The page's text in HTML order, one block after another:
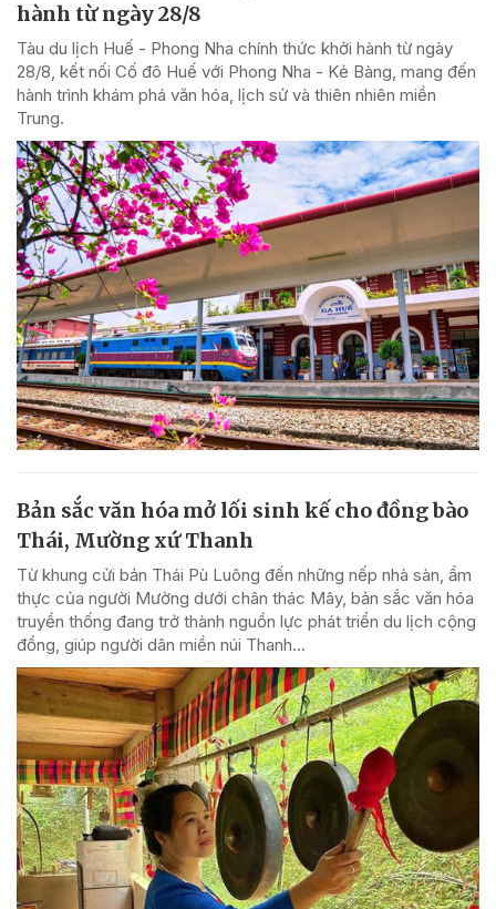
hành từ ngày 28/8
Tàu du lịch Huế - Phong Nha chính thức khởi hành từ ngày
28/8, kết nối Cố đô Huế với Phong Nha - Kẻ Bàng, mang đến
hành trình khám phá văn hóa, lịch sử và thiên nhiên miền
Trung.
Bản sắc văn hóa mở lối sinh kế cho đồng bào
Thái, Mường xứ Thanh
Từ khung cửi bản Thái Pù Luông đến những nếp nhà sàn, ẩm
thực của người Mường dưới chân thác Mây, bản sắc văn hóa
truyền thống đang trở thành nguồn lực phát triển du lịch cộng
đồng, giúp người dân miền núi Thanh...